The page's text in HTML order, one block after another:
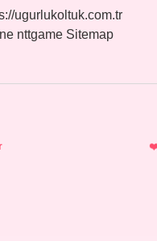
ugurlukoltuk.com.tr
nttgame Sitemap